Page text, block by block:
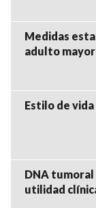
Medidas
adulto mayor
Estilo de
DNA
utilidad